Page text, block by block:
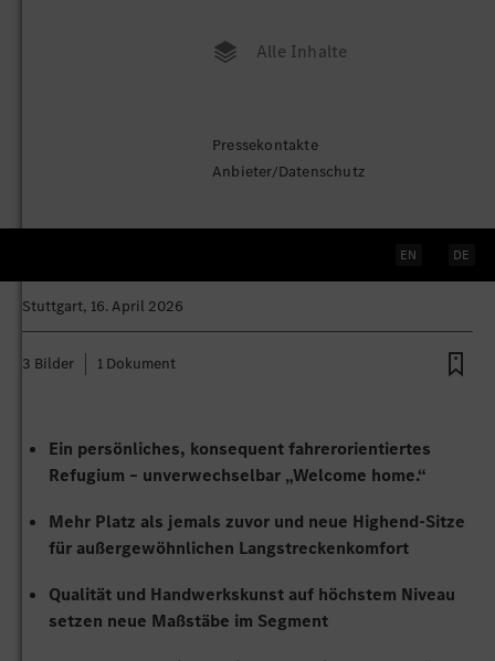
Alle Inhalte
Pressekontakte
Anbieter/Datenschutz
EN DE
Ein Rückzugsort der Extraklasse:
das Interieur der neuen
elektrischen Mercedes-Benz C-
Stuttgart, 16. April 2026
3 Bilder 1 Dokument
Ein persönliches, konsequent fahrerorientiertes
Refugium – unverwechselbar „Welcome home.“
Mehr Platz als jemals zuvor und neue Highend-Sitze
für außergewöhnlichen Langstreckenkomfort
Qualität und Handwerkskunst auf höchstem Niveau
setzen neue Maßstäbe im Segment